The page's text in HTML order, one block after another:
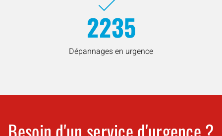
2235
Dépannages en urgence